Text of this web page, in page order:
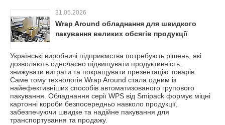
31.05.2026
Wrap Around обладнання для швидкого
пакування великих обсягів продукції
Українські виробничі підприємства потребують рішень, які
дозволяють одночасно підвищувати продуктивність,
знижувати витрати та покращувати презентацію товарів.
Саме тому технологія Wrap Around стала одним із
найефективніших способів автоматизованого групового
пакування. Обладнання серії WPS від Smipack формує міцні
картонні короби безпосередньо навколо продукції,
забезпечуючи швидке та надійне пакування для
транспортування та продажу.